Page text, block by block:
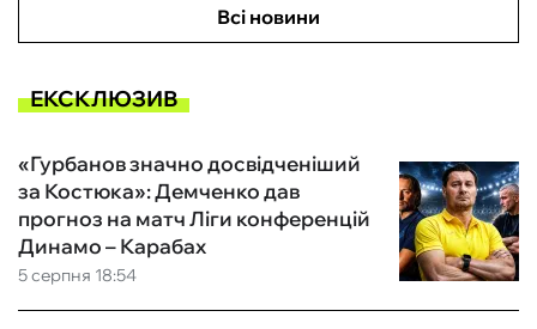
Всі новини
ЕКСКЛЮЗИВ
5 серпня 18:54
«Гурбанов значно досвідченіший
за Костюка»: Демченко дав
прогноз на матч Ліги конференцій
Динамо – Карабах